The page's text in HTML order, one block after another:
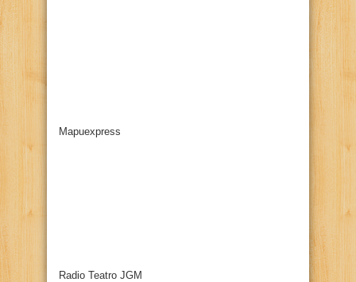
Mapuexpress
Radio Teatro JGM